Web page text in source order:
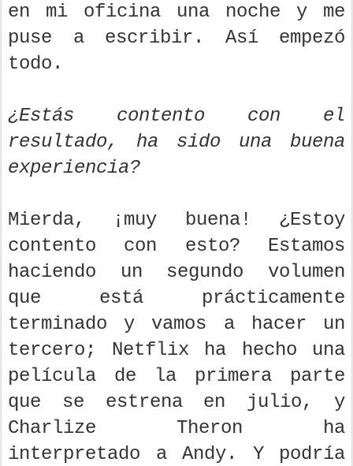
en mi oficina una noche y me
puse a escribir. Así empezó
todo.
¿Estás contento con el
resultado, ha sido una buena
experiencia?
Mierda, ¡muy buena! ¿Estoy
contento con esto? Estamos
haciendo un segundo volumen
que está prácticamente
terminado y vamos a hacer un
tercero; Netflix ha hecho una
película de la primera parte
que se estrena en julio, y
Charlize Theron ha
interpretado a Andy. Y podría